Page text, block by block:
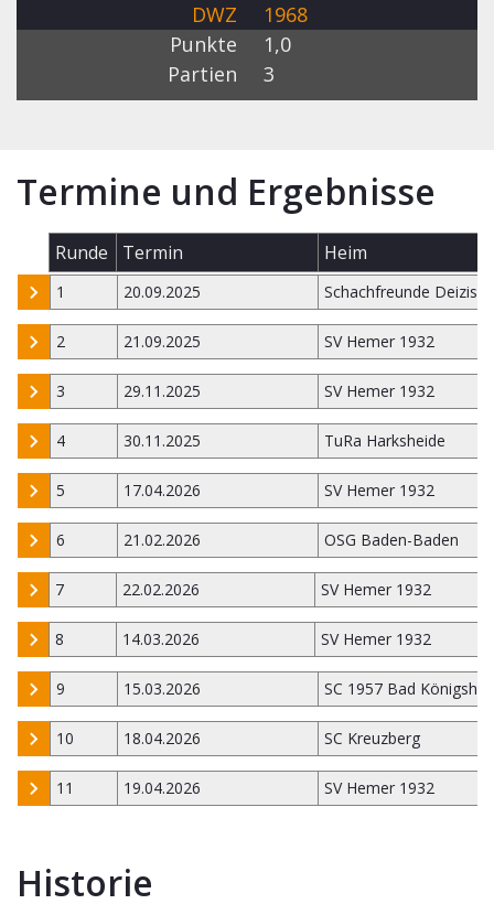
DWZ
1968
Punkte
1,0
Partien
3
Termine und Ergebnisse
Runde Termin Heim
1 20.09.2025 Schachfreunde
2 21.09.2025 SV Hemer 1932
3 29.11.2025 SV Hemer 1932
4 30.11.2025 TuRa Harksheide
5 17.04.2026 SV Hemer 1932
6 21.02.2026 OSG Baden-Baden
7 22.02.2026 SV Hemer 1932
8 14.03.2026 SV Hemer 1932
9 15.03.2026 SC 1957 Bad
10 18.04.2026 SC Kreuzberg
11 19.04.2026 SV Hemer 1932
Historie